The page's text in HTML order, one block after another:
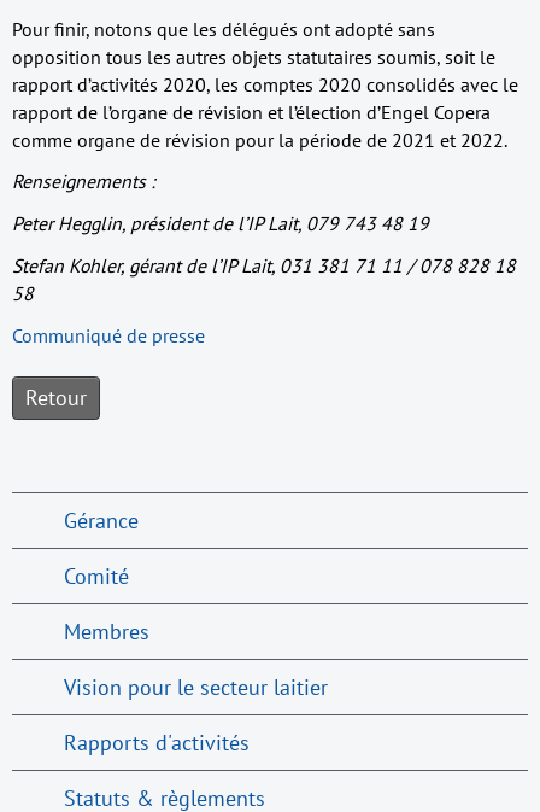
Pour finir, notons que les délégués ont adopté sans
opposition tous les autres objets statutaires soumis, soit le
rapport d’activités 2020, les comptes 2020 consolidés avec le
rapport de l’organe de révision et l’élection d’Engel Copera
comme organe de révision pour la période de 2021 et 2022.
Renseignements :
Peter Hegglin, président de l’IP Lait, 079 743 48 19
Stefan Kohler, gérant de l’IP Lait, 031 381 71 11 / 078 828 18
58
Communiqué de presse
Retour
Gérance
Comité
Membres
Vision pour le secteur laitier
Rapports d'activités
Statuts & règlements